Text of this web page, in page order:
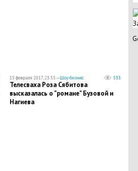
15 февраля 2017, 23:55 —Шоу-бизнес 533
Телесваха Роза Сябитова
высказалась о "романе" Бузовой и
Нагиева